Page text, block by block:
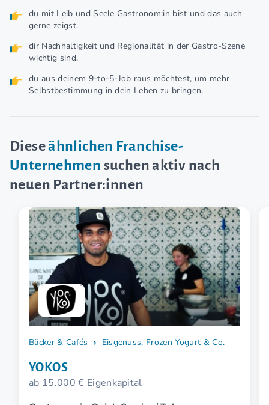
du mit Leib und Seele Gastronom:in bist und das auch
gerne zeigst.
dir Nachhaltigkeit und Regionalität in der Gastro-Szene
wichtig sind.
du aus deinem 9-to-5-Job raus möchtest, um mehr
Selbstbestimmung in dein Leben zu bringen.
Dieseähnlichen Franchise-
Unternehmen suchen aktiv nach
neuen Partner:innen
Bäcker & Cafés Eisgenuss, Frozen Yogurt & Co.
YOKOS
ab 15.000 € Eigenkapital